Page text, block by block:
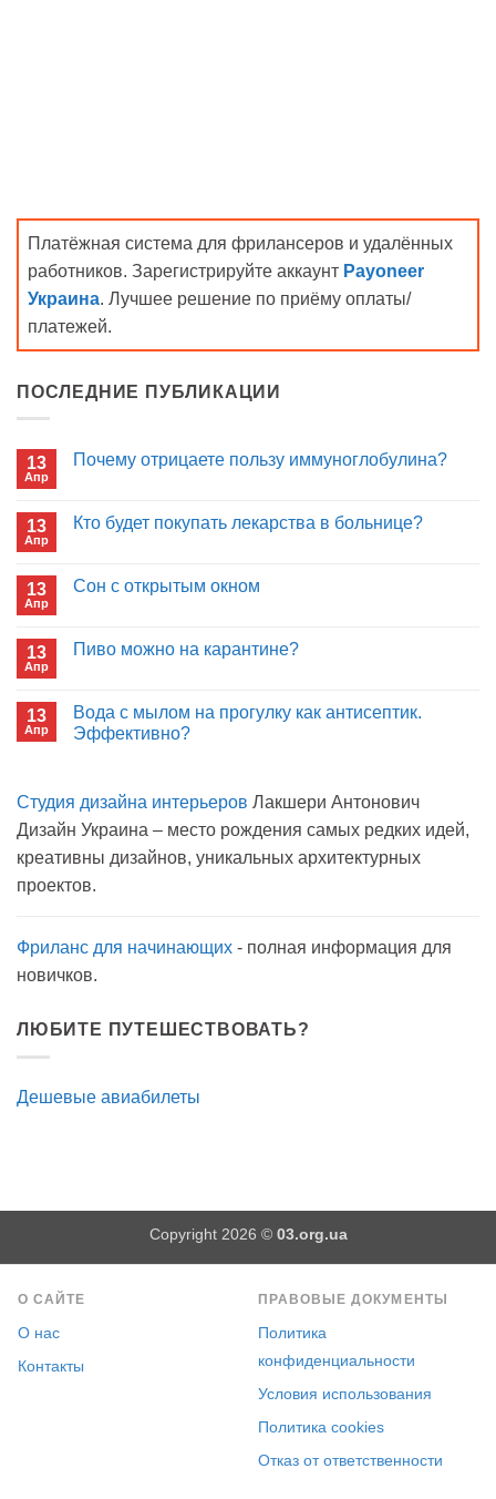
Платёжная система для фрилансеров и удалённых
работников. Зарегистрируйте аккаунт Payoneer
Украина. Лучшее решение по приёму оплаты/
платежей.
ПОСЛЕДНИЕ ПУБЛИКАЦИИ
13
Апр
Почему отрицаете пользу иммуноглобулина?
Почему
13
Апр
Кто будет покупать лекарства в больнице?
Кто
в
13
Апр
Сон с открытым окном
Сон
13
Апр
Пиво можно на карантине?
Пиво
можно
13
Апр
Вода с мылом на прогулку как антисептик.
Эффективно?
Вода
мылом
прогулку
антисептик.
Студия дизайна интерьеров Лакшери Антонович
Дизайн Украина – место рождения самых редких идей,
креативны дизайнов, уникальных архитектурных
проектов.
Фриланс для начинающих - полная информация для
новичков.
ЛЮБИТЕ ПУТЕШЕСТВОВАТЬ?
Дешевые авиабилеты
Copyright 2026 © 03.org.ua
О САЙТЕ
О нас
Контакты
ПРАВОВЫЕ ДОКУМЕНТЫ
Политика
конфиденциальности
Условия использования
Политика cookies
Отказ от ответственности